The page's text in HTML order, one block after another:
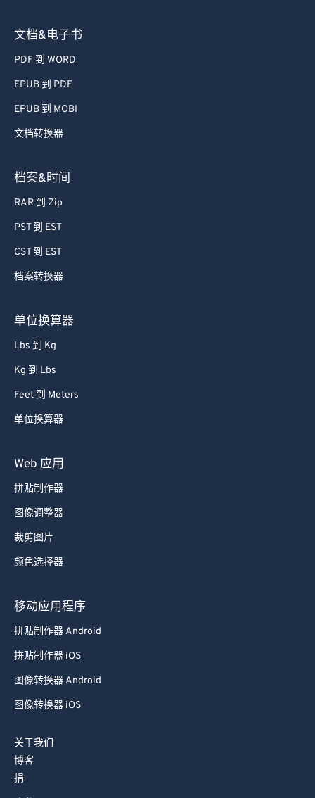
文档&电子书
PDF 到 WORD
EPUB 到 PDF
EPUB 到 MOBI
文档转换器
档案&时间
RAR 到 Zip
PST 到 EST
CST 到 EST
档案转换器
单位换算器
Lbs 到 Kg
Kg 到 Lbs
Feet 到 Meters
单位换算器
Web 应用
拼贴制作器
图像调整器
裁剪图片
颜色选择器
移动应用程序
拼贴制作器 Android
拼贴制作器 iOS
图像转换器 Android
图像转换器 iOS
关于我们
博客
捐